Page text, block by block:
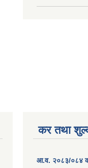
कर तथा
आ.व. २०८३/०८४